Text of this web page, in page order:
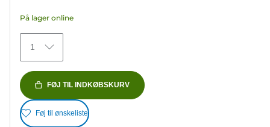
stjerner.
35
anmeldelser
På lager online
1
FØJ TIL INDKØBSKURV
Føj til ønskeliste